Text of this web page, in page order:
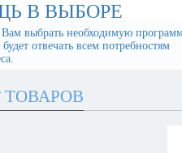
В ВЫБОРЕ
выбрать необходимую
отвечать всем потребностям
ТОВАРОВ